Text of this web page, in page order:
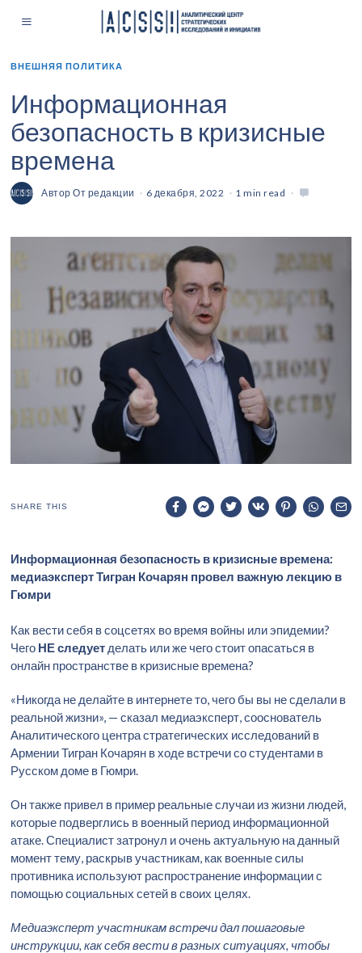
ВНЕШНЯЯ ПОЛИТИКА
Информационная
безопасность в кризисные
времена
АвторОт редакции 6 декабря, 2022 1 min read
SHARE THIS
Информационная безопасность в кризисные времена:
медиаэксперт Тигран Кочарян провел важную лекцию в
Гюмри
Как вести себя в соцсетях во время войны или эпидемии?
Чего НЕ следует делать или же чего стоит опасаться в
онлайн пространстве в кризисные времена?
«Никогда не делайте в интернете то, чего бы вы не сделали в
реальной жизни», — сказал медиаэксперт, сооснователь
Аналитического центра стратегических исследований в
Армении Тигран Кочарян в ходе встречи со студентами в
Русском доме в Гюмри.
Он также привел в пример реальные случаи из жизни людей,
которые подверглись в военный период информационной
атаке. Специалист затронул и очень актуальную на данный
момент тему, раскрыв участникам, как военные силы
противника используют распространение информации с
помощью социальных сетей в своих целях.
Медиаэксперт участникам встречи дал пошаговые
инструкции, как себя вести в разных ситуациях, чтобы